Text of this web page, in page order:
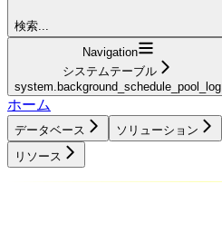
検索...
Navigation
システムテーブル
system.background_schedule_pool_log
ホーム
データベース ソリューション
リソース